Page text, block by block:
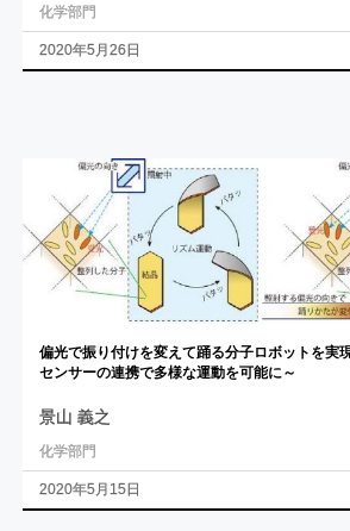
化学部門
2020年5月26日
偏光で振り付けを変えて踊る分子ロボットを実
センサーの連携で多様な運動を可能に～
景山 義之
化学部門
2020年5月15日